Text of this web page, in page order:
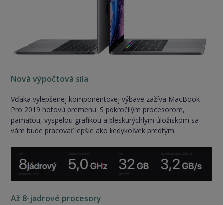
Nová výpočtová sila
Vďaka vylepšenej komponentovej výbave zažíva MacBook
Pro 2019 hotovú premenu. S pokročilým procesorom,
pamäťou, vyspelou grafikou a bleskurýchlym úložiskom sa
vám bude pracovať lepšie ako kedykoľvek predtým.
Až 8-jadrové procesory